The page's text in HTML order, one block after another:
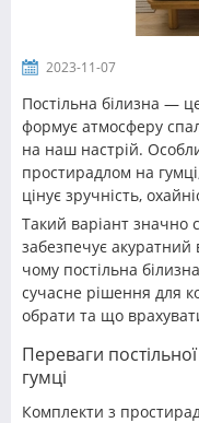
2023-11-07
Постільна білизна —
формує атмосферу
на наш настрій.
простирадлом на
цінує зручність,
Такий варіант значно
забезпечує акуратний
чому постільна
сучасне рішення для
обрати та що
Переваги
гумці
Комплекти з